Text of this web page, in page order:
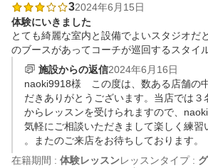
32024年6月15日
体験にいきました
とても綺麗な室内と設備でよいスタジオだ
のブースがあってコーチが巡回するスタイ
施設からの返信2024年6月16日
naoki9918様　この度は、数ある店舗の
だきありがとうございます。当店では３
からレッスンを受けられますので、
気軽にご相談いただきまして楽しく練習
。またのご来店をお待ちしております。
在籍期間 : 体験レッスンレッスンタイプ :